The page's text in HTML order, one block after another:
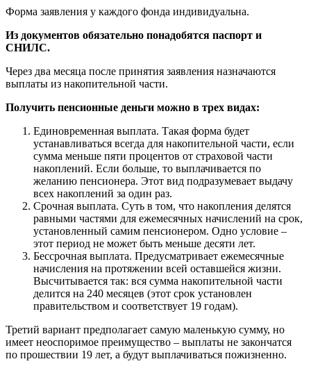
Форма заявления у каждого фонда индивидуальна.
Из документов обязательно понадобятся паспорт и
СНИЛС.
Через два месяца после принятия заявления назначаются
выплаты из накопительной части.
Получить пенсионные деньги можно в трех видах:
Единовременная выплата. Такая форма будет
устанавливаться всегда для накопительной части, если
сумма меньше пяти процентов от страховой части
накоплений. Если больше, то выплачивается по
желанию пенсионера. Этот вид подразумевает выдачу
всех накоплений за один раз.
Срочная выплата. Суть в том, что накопления делятся
равными частями для ежемесячных начислений на срок,
установленный самим пенсионером. Одно условие –
этот период не может быть меньше десяти лет.
Бессрочная выплата. Предусматривает ежемесячные
начисления на протяжении всей оставшейся жизни.
Высчитывается так: вся сумма накопительной части
делится на 240 месяцев (этот срок установлен
правительством и соответствует 19 годам).
Третий вариант предполагает самую маленькую сумму, но
имеет неоспоримое преимущество – выплаты не закончатся
по прошествии 19 лет, а будут выплачиваться пожизненно.